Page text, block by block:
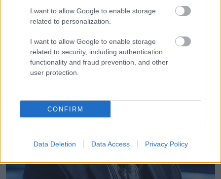
I want to allow Google to enable storage
related to personalization.
I want to allow Google to enable storage
related to security, including authentication
functionality and fraud prevention, and other
user protection.
CONFIRM
Data Deletion Data Access Privacy Policy
További bejegyzések